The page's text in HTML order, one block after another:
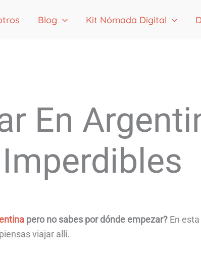
Blog Kit Nómada Digital
En
pero no sabes por dónde empezar? En
viajar allí.